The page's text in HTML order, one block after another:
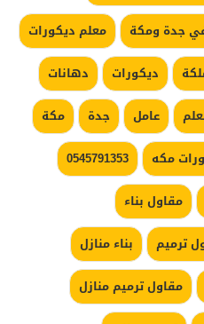
جدة ومكة
معلم ديكورات
ديكورات
دهانات
عامل جدة
مكة
مكه
0545791353
مقاول بناء
ترميم
بناء منازل
مقاول ترميم منازل